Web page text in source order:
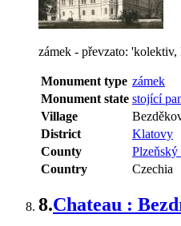
zámek - převzato:
Monument type zámek
Monument state stojící
Village
District
Klatovy
County
Plzeňský
Country
Czechia
8.Chateau :